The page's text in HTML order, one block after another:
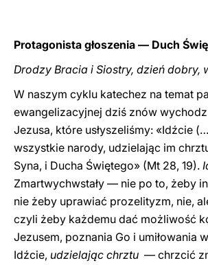
Protagonista głoszenia — Duch
Drodzy Bracia i Siostry, dzień dobry,
W naszym cyklu katechez na temat
ewangelizacyjnej dziś znów
Jezusa, które usłyszeliśmy: «Idźcie
wszystkie narody, udzielając im
Syna, i Ducha Świętego» (Mt 28, 19).
Zmartwychwstały — nie po to, żeby
nie żeby uprawiać prozelityzm, nie,
czyli żeby każdemu dać możliwość
Jezusem, poznania Go i umiłowania
Idźcie, udzielając chrztu — chrzcić